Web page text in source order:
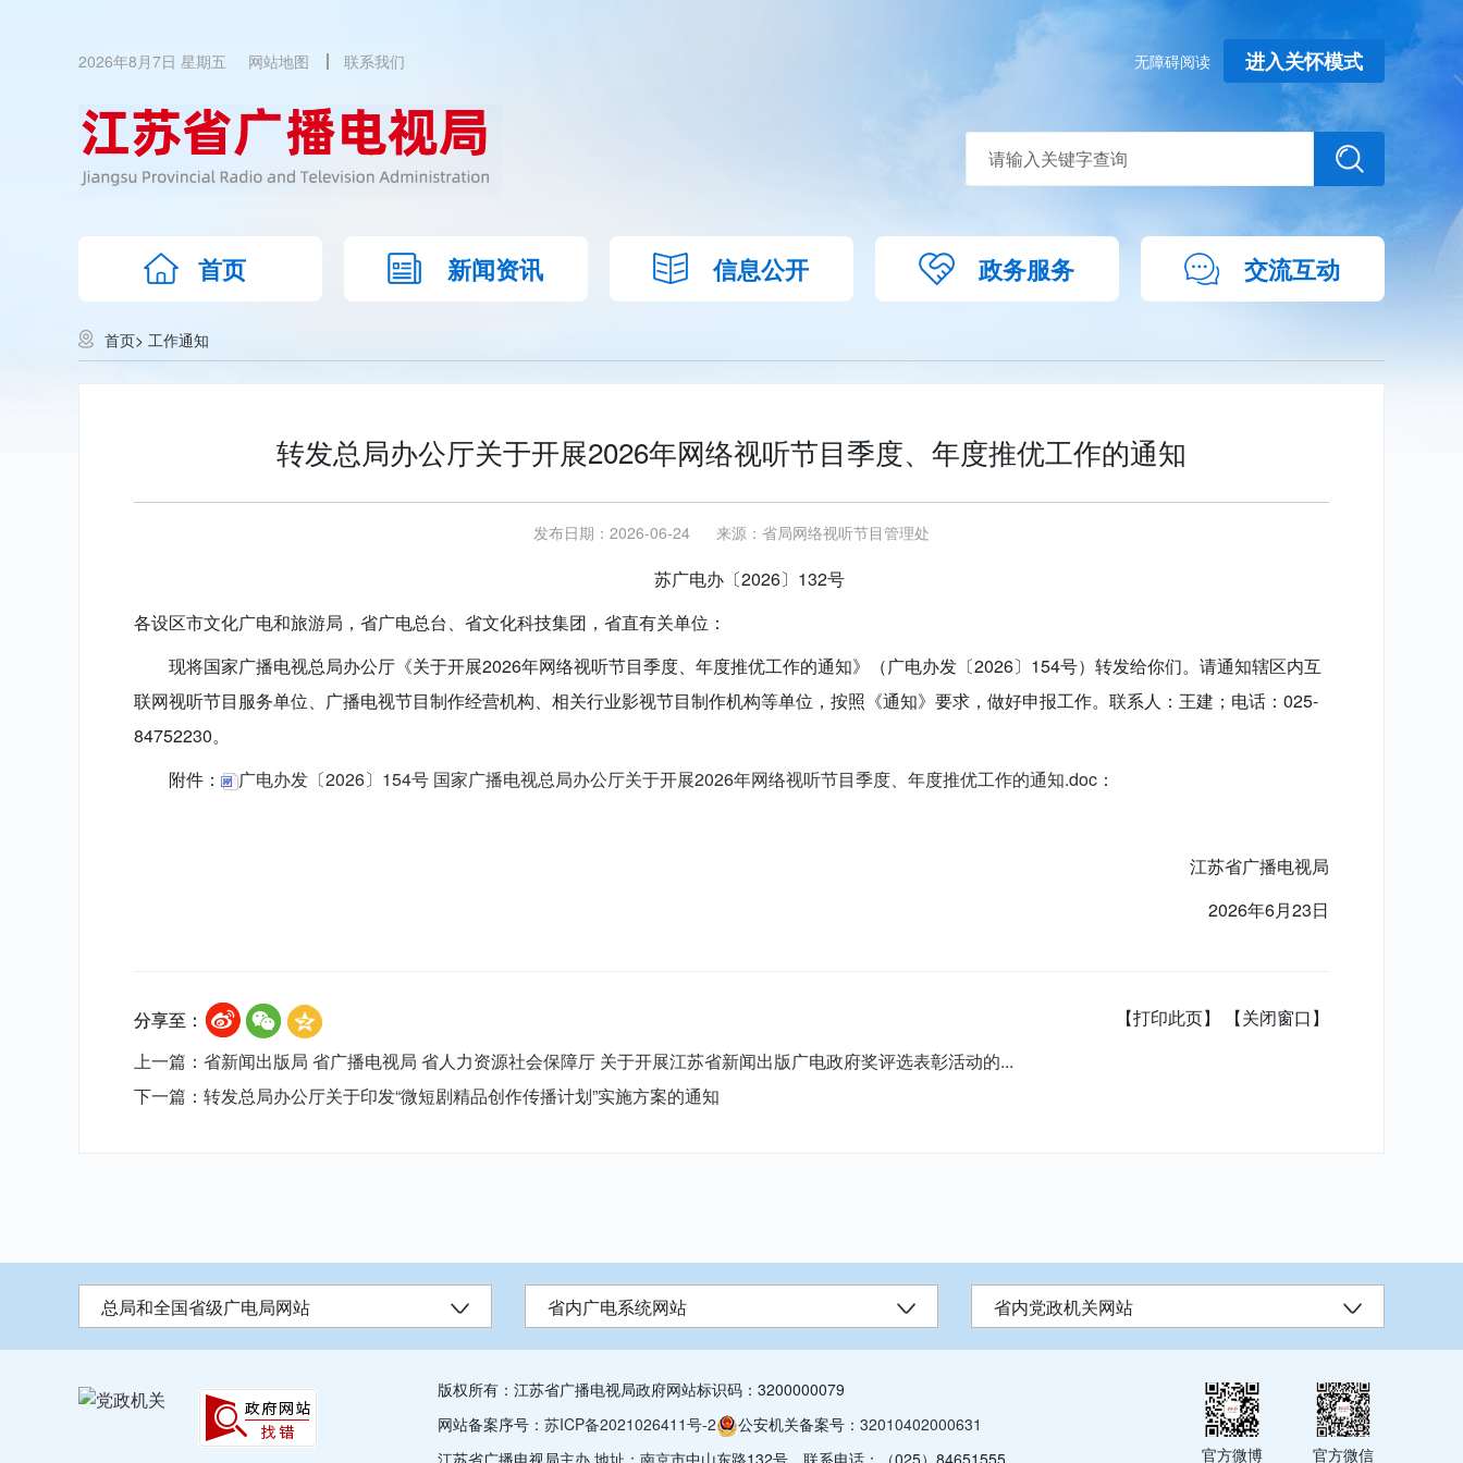
2026年8月7日 星期五 网站地图 联系我们 无障碍阅读 进入关怀模式
首页 新闻资讯 信息公开 政务服务 交流互动
首页> 工作通知
转发总局办公厅关于开展2026年网络视听节目季度、年度推优工作的通知
发布日期：2026-06-24 来源： 省局网络视听节目管理处
苏广电办〔2026〕132号
各设区市文化广电和旅游局，省广电总台、省文化科技集团，省直有关单位：
现将国家广播电视总局办公厅《关于开展2026年网络视听节目季度、年度推优工作的通知》（广电办发〔2026〕154号）转发给你们。请通知辖区内互
联网视听节目服务单位、广播电视节目制作经营机构、相关行业影视节目制作机构等单位，按照《通知》要求，做好申报工作。联系人：王建；电话：025-
84752230。
附件：
广电办发〔2026〕154号 国家广播电视总局办公厅关于开展2026年网络视听节目季度、年度推优工作的通知.doc ：
江苏省广播电视局
2026年6月23日
分享至： 【打印此页】
【关闭窗口】
上一篇：省新闻出版局 省广播电视局 省人力资源社会保障厅 关于开展江苏省新闻出版广电政府奖评选表彰活动的...
下一篇：转发总局办公厅关于印发“微短剧精品创作传播计划”实施方案的通知
总局和全国省级广电局网站 省内广电系统网站 省内党政机关网站
版权所有：江苏省广播电视局政府网站标识码：3200000079
网站备案序号： 苏ICP备2021026411号-2 公安机关备案号： 32010402000631
江苏省广播电视局主办 地址：南京市中山东路132号 联系电话：（025）84651555 官方微博 官方微信